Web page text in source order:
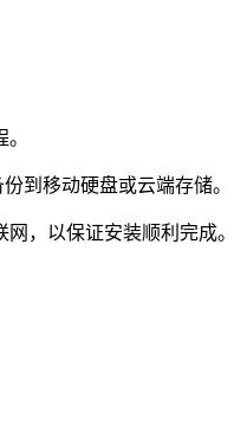
到移动硬盘或云端存储。
，以保证安装顺利完成。